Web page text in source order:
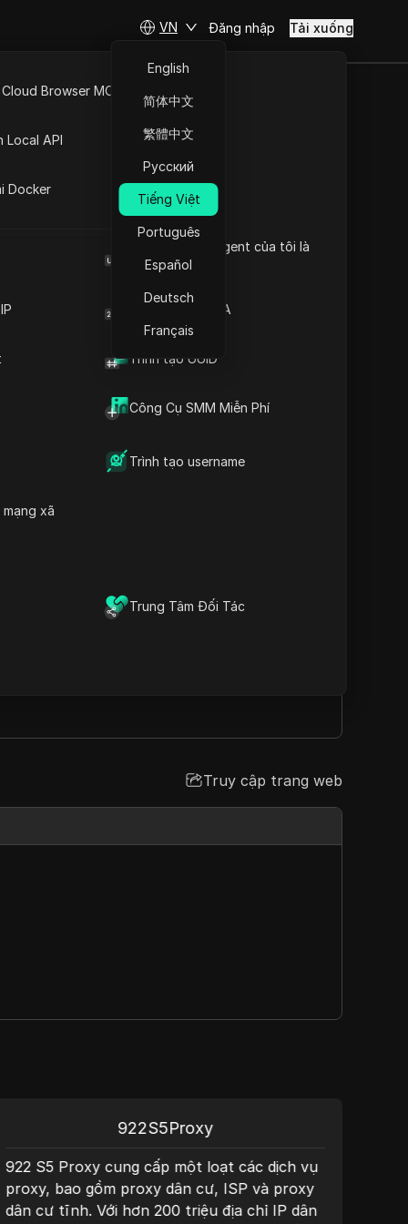
Browser User Agent của tôi là
Trình tạo mã 2FA
Trình tạo UUID
Công Cụ SMM Miễn Phí
Trình tạo username
xã
Trung Tâm Đối Tác
Browser MCP
Local API
Docker
VN
English
简体中文
繁體中文
Русский
Tiếng Việt
Português
Español
Deutsch
Français
Đăng nhập Tải xuống
Sắp ra mắt
hơn 100 quốc gia với 21 triệu địa chỉ IP.
năm 2015.
Truy cập trang web
922S5Proxy
922 S5 Proxy cung cấp một loạt các dịch vụ
proxy, bao gồm proxy dân cư, ISP và proxy
dân cư tĩnh. Với hơn 200 triệu địa chỉ IP dân